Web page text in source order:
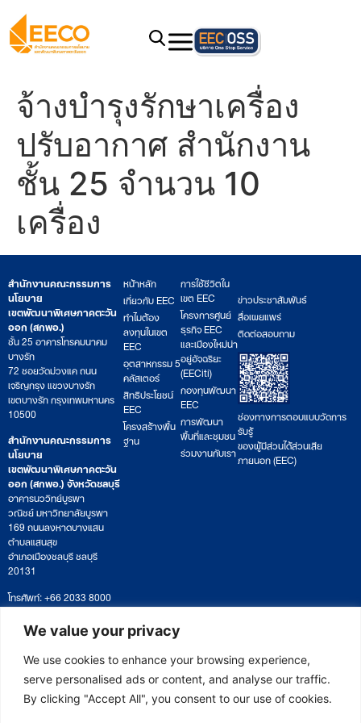
We value your privacy
We use cookies to enhance your browsing experience,
serve personalised ads or content, and analyse our traffic.
By clicking "Accept All", you consent to our use of cookies.
จ้างบำรุงรักษาเครื่อง
ปรับอากาศ สำนักงาน
ชั้น 25 จำนวน 10
เครื่อง
สำนักงานคณะกรรมการ
นโยบาย
เขตพัฒนาพิเศษภาคตะวัน
ออก (สกพอ.)
ชั้น 25 อาคารโทรคมนาคม
บางรัก
72 ซอยวัดม่วงแค ถนน
เจริญกรุง แขวงบางรัก
เขตบางรัก กรุงเทพมหานคร
10500
สำนักงานคณะกรรมการ
นโยบาย
เขตพัฒนาพิเศษภาคตะวัน
ออก (สกพอ.) จังหวัดชลบุรี
อาคารนววิทย์บูรพา
วณิชย์ มหาวิทยาลัยบูรพา
169 ถนนลงหาดบางแสน
ตำบลแสนสุข
อำเภอเมืองชลบุรี ชลบุรี
20131
โทรศัพท์: +66 2033 8000
เวลาทำการ: จันทร์ – ศุกร์
09:00 – 17:00 น.
ติดตามหนังสือหรือยื่นเอกสาร
saraban@eeco.or.th
หน้าหลัก
เกี่ยวกับ EEC
ทำไมต้อง
ลงทุนในเขต
EEC
อุตสาหกรรม 5
คลัสเตอร์
สิทธิประโยชน์
EEC
โครงสร้างพื้น
ฐาน
การใช้ชีวิตใน
เขต EEC
โครงการศูนย์
ธุรกิจ EEC
และเมืองใหม่น่า
อยู่อัจฉริยะ
(EECiti)
กองทุนพัฒนา
EEC
การพัฒนา
พื้นที่และชุมชน
ร่วมงานกับเรา
ข่าวประชาสัมพันธ์
สื่อเผยแพร่
ติดต่อสอบถาม
ช่องทางการตอบแบบวัดการ
รับรู้
ของผู้มีส่วนได้ส่วนเสีย
ภายนอก (EEC)